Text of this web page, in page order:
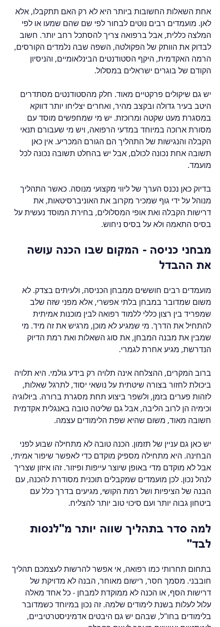
אחת השאלות החשובות ביותר היא לא רק האם תתקבלו, אלא
לאן. מועמדים רבים נוטים לבחור לפי שם שהם שמעו או לפי
המלצה כללית, אבל ברפואה צריך להסתכל רחב יותר. חשוב
לבדוק את הוותק של הפקולטה, השפה שבה נלמדים הקורסים,
הרמה האקדמית, היקף הסטודנטים הבינלאומיים, והניסיון
הקודם של בוגרים ישראלים במסלול.
יש גם שיקולים פרקטיים מאוד. חלק מהסטודנטים מסתדרים
היטב בעיר גדולה ובקצב מהיר, ואחרים יצליחו יותר דווקא
במסגרת מעט שקטה ומרוכזת. יש מי שמחפשים מוסד עם
מסורת ארוכה במיוחד במדעי הרפואה, ויש מי שעבורם תנאי
הקבלה והנגישות של התהליך הם הגורם המכריע. אין כאן
תשובה אחת נכונה לכולם, אבל יש בהחלט תשובה נכונה לכל
מועמד.
בדיוק כאן נכנס הערך של ליווי מקצועי מנוסה. כאשר התהליך
מנוהל על ידי גוף שמכיר מקרוב את האוניברסיטאות, את
דרישות הקבלה ואת אופי המסלולים, בחירת המוסד נעשית על
בסיס התאמה ולא על בסיס ניחוש.
מבחני כניסה - המקום שבו הכנה עושה
את ההבדל
מועמדים רבים חוששים ממבחן הכניסה, ולעיתים בצדק. לא
משום שמדובר במבחן בלתי אפשרי, אלא מפני שזה שלב
שמפריד בין רצון כללי ללמוד רפואה לבין מוכנות אמיתית
להתחיל את הדרך. מי שמגיע לא מוכן, מרגיש את זה מיד. מי
שמבין את מבנה המבחן, את סוג השאלות ואת רמת הדיוק
הנדרשת, מגיע אחרת לגמרי.
ברוב המקרים, ההצלחה אינה תלויה רק בידע גולמי. היא תלויה
ביכולת לחזור בצורה שיטתית על נושאי יסוד, לתרגל שאלות,
לזהות פערים בזמן, ולשפר ביצוע תחת מסגרת ברורה. ביולוגיה
וכימיה הן לרוב הליבה, אבל גם שליטה טובה באנגלית אקדמית
חשובה מאוד, משום שהיא שפת הלימודים עצמה.
יש כאן גם עניין של תזמון. הכנה טובה לא מתחילה שבוע לפני
הבחינה. היא מתחילה מספיק מוקדם כדי לאפשר שיפור אמיתי,
אבל לא מוקדם מדי באופן שיוצר עייפות ופיזור. זהו איזון שצריך
לנהל נכון. לכן מועמדים שמקבלים תוכנית מסודרת להכנה, עם
הבנה של הציפיות ושל רמת הקושי, מגיעים בדרך כלל עם
ביטחון גבוה יותר ועם סיכוי טוב יותר להצליח.
למה סדר בתהליך שווה יותר מ"לנסות
לבד"
בתחום תחרותי כמו רפואה, אי אפשר להרשות לעצמכם תהליך
חובבני. מסמך חסר, רישום מאוחר, הבנה לא מדויקת של
דרישות הסף, או הכנה לא ממוקדת למבחן - כל אחד מאלה
עלול לעלות בשנת לימודים שלמה. זה נכון במיוחד כשמדובר
בלימודים בחו"ל, שבהם יש גם היבטים אדמיניסטרטיביים,